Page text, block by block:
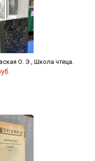
О. Э., Школа чтеца.